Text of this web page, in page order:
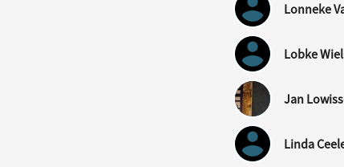
Lonneke
Lobke
Jan
Linda